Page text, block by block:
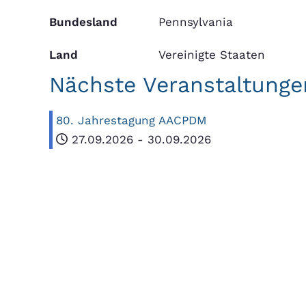
Bundesland Pennsylvania
Land Vereinigte Staaten
Nächste
80. Jahrestagung AACPDM
27.09.2026 - 30.09.2026